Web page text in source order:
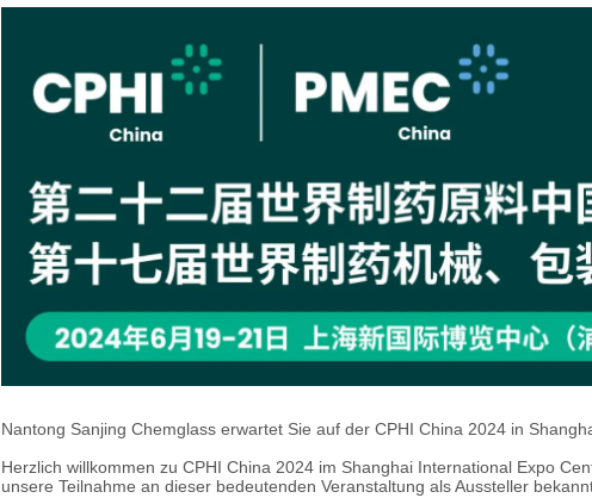
Nantong Sanjing Chemglass erwartet Sie auf der CPHI China 2024 in
Herzlich willkommen zu CPHI China 2024 im Shanghai International Expo
unsere Teilnahme an dieser bedeutenden Veranstaltung als Aussteller